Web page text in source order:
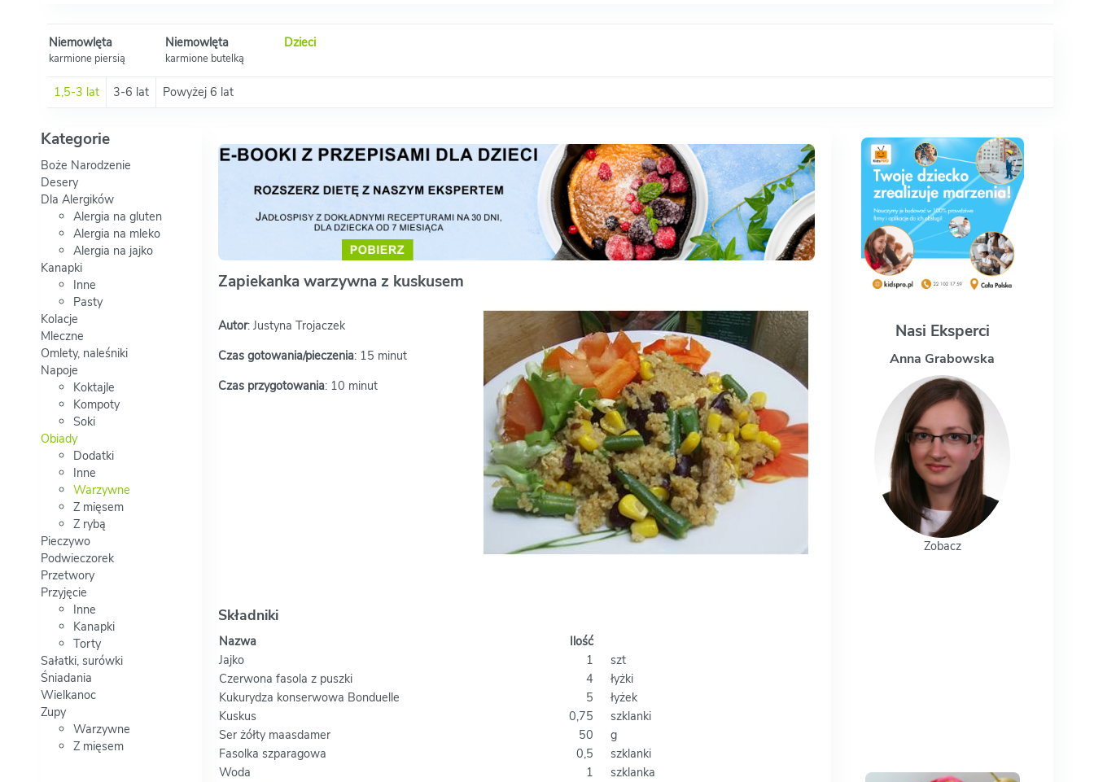
Niemowlęta
karmione piersią
Niemowlęta
karmione butelką
Dzieci
1,5-3 lat 3-6 lat Powyżej 6 lat
Zapiekanka warzywna z kuskusem
Autor: Justyna Trojaczek
Czas gotowania/pieczenia: 15 minut
Czas przygotowania: 10 minut
Składniki
Nazwa
Ilość
Jajko
1
szt
Czerwona fasola z puszki
4
łyżki
Kukurydza konserwowa Bonduelle
5
łyżek
Kuskus
0,75
szklanki
Ser żółty maasdamer
50
g
Fasolka szparagowa
0,5
szklanki
Woda
1
szklanka
Kategorie
Boże Narodzenie
Desery
Dla Alergików
Alergia na gluten
Alergia na mleko
Alergia na jajko
Kanapki
Inne
Pasty
Kolacje
Mleczne
Omlety, naleśniki
Napoje
Koktajle
Kompoty
Soki
Obiady
Dodatki
Inne
Warzywne
Z mięsem
Z rybą
Pieczywo
Podwieczorek
Przetwory
Przyjęcie
Inne
Kanapki
Torty
Sałatki, surówki
Śniadania
Wielkanoc
Zupy
Warzywne
Z mięsem
Nasi Eksperci
Anna Grabowska Magdalena